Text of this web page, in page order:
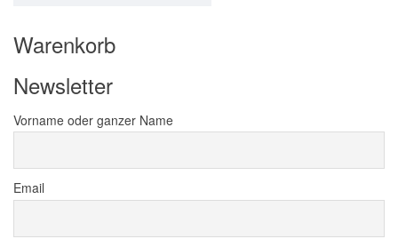
Warenkorb
Newsletter
Vorname oder ganzer Name
Email